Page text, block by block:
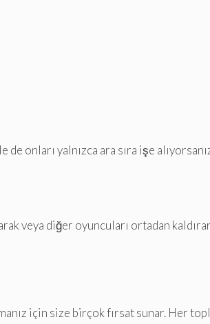
onları yalnızca ara sıra işe
veya diğer oyuncuları ortadan
için size birçok fırsat sunar. Her